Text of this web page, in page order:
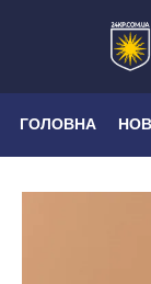
ГОЛОВНА